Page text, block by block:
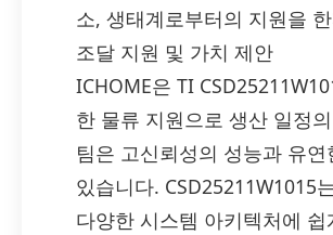
소, 생태계로부터의 지원을
조달 지원 및 가치 제안
ICHOME은 TI
한 물류 지원으로 생산 일정
팀은 고신뢰성의 성능과 유
있습니다. CSD25211W1015
다양한 시스템 아키텍처에